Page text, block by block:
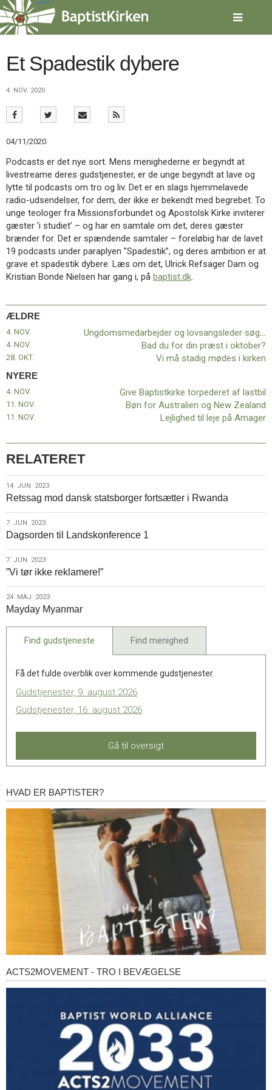
Spring
menu
over
gå
tilbage
forsiden
2.0:
Nyheder
3.0:
Kalender
4.0:
Inspiration
5.0:
Værktøjskassen
6.0:
Mission
7.0:
Om
BaptistKirken
8.0:
Kontakt
9.0:
Forside
10.0:
Nyheder
11.0:
Kalender
13.0:
Værktøjskassen
14.0:
Mission
15.0:
Om
BaptistKirken
16.0:
Kontakt
Næste
indlæg:
Give
Baptistkirke
lastbilForrige
indlæg:
Ungdomsmedarbejder
og
lovsangsleder
søges
Et Spadestik dybere
4. NOV. 2020
04/11/2020
Podcasts er det nye sort. Mens menighederne er begyndt at
livestreame deres gudstjenester, er de unge begyndt at lave og
lytte til podcasts om tro og liv. Det er en slags hjemmelavede
radio-udsendelser, for dem, der ikke er bekendt med begrebet. To
unge teologer fra Missionsforbundet og Apostolsk Kirke inviterer
gæster ’i studiet’ – og har en samtale om det, deres gæster
brænder for. Det er spændende samtaler – foreløbig har de lavet
19 podcasts under paraplyen ”Spadestik”, og deres ambition er at
grave et spadestik dybere. Læs om det, Ulrick Refsager Dam og
Kristian Bonde Nielsen har gang i, på baptist.dk.
ÆLDRE
4. NOV. Ungdomsmedarbejder og lovsangsleder søges
4. NOV. Bad du for din præst i oktober?
28. OKT. Vi må stadig mødes i kirken
NYERE
Give Baptistkirke torpederet af lastbil
4. NOV.
Bøn for Australien og New Zealand
11. NOV.
Lejlighed til leje på Amager
11. NOV.
RELATERET
14.
jun.
2023
14. JUN. 2023
Retssag mod dansk statsborger fortsætter i Rwanda
7.
jun.
2023
7. JUN. 2023
Dagsorden til Landskonference 1
7.
jun.
2023
7. JUN. 2023
”Vi tør ikke reklamere!”
24.
maj.
2023
24. MAJ. 2023
Mayday Myanmar
Find gudstjeneste Find menighed
Få det fulde overblik over kommende gudstjenester.
Gudstjenester, 9. august 2026
Gudstjenester, 16. august 2026
Gå til oversigt
Hvad
HVAD ER BAPTISTER?
Acts2Movement
ACTS2MOVEMENT - TRO I BEVÆGELSE